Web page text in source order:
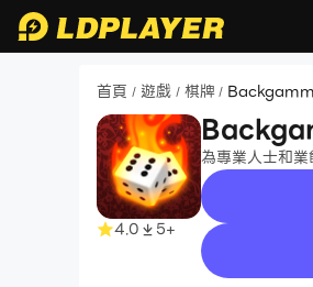
首頁 / 遊戲 / 棋牌 /
4.0 5+
為專業人士和
recommend